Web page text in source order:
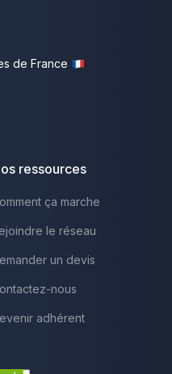
de France
ressources
ça marche
le réseau
un devis
nous
adhérent